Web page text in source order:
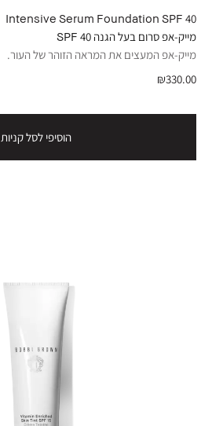
Intensive Serum Foundation SPF 40
מייק-אפ סרום בעל הגנה 40 SPF
מייק-אפ המעצים את המראה הזוהר של העור.
₪330.00
הוסיפי לסל קניות